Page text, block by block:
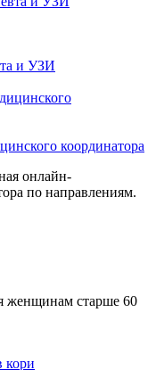
и УЗИ
координатора
онлайн-
по направлениям.
женщинам старше 60